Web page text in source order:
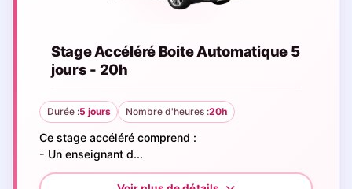
Stage Accéléré Boite Automatique 5
jours - 20h
Durée :5 jours Nombre d'heures :20h
Ce stage accéléré comprend :
- Un enseignant d...